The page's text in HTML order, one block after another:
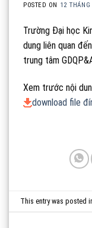
POSTED ON 12
Trường Đại học
dung liên quan
trung tâm
Xem trước nội
download file
This entry was posted